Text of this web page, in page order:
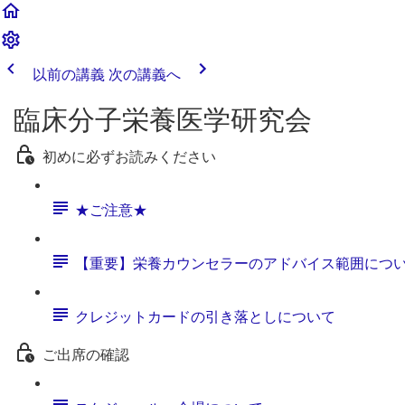
以前の講義 次の講義へ
臨床分子栄養医学研究会
初めに必ずお読みください
★ご注意★
【重要】栄養カウンセラーのアドバイス範囲につ
クレジットカードの引き落としについて
ご出席の確認